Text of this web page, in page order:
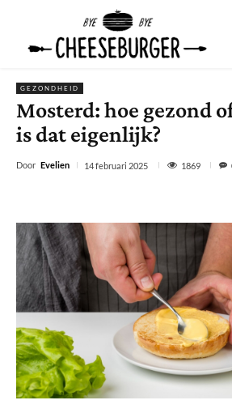
GEZONDHEID
Mosterd: hoe gezond
is dat eigenlijk?
Door Evelien 14 februari 2025 1869